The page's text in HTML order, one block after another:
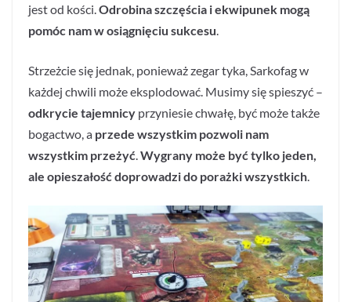
jest od kości.Odrobina szczęścia i ekwipunek mogą
pomóc nam w osiągnięciu sukcesu.
Strzeżcie się jednak, ponieważ zegar tyka, Sarkofag w
każdej chwili może eksplodować. Musimy się spieszyć –
odkrycie tajemnicy przyniesie chwałę, być może także
bogactwo, a przede wszystkim pozwoli nam
wszystkim przeżyć.Wygrany może być tylko jeden,
ale opieszałość doprowadzi do porażki wszystkich.